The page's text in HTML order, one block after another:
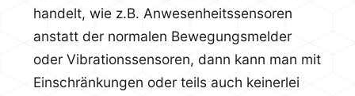
handelt, wie z.B. Anwesenheitssensoren
anstatt der normalen Bewegungsmelder
oder Vibrationssensoren, dann kann man mit
Einschränkungen oder teils auch keinerlei